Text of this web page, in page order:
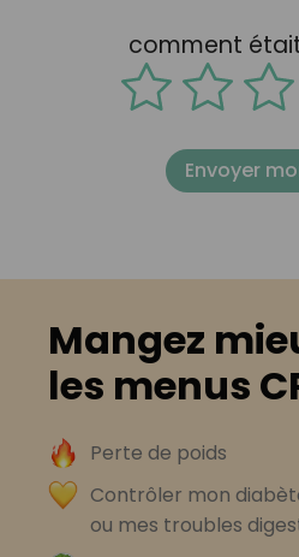
comment
Envoyer
Mangez
les menus
Perte de poids
Contrôler mon
ou mes troubles